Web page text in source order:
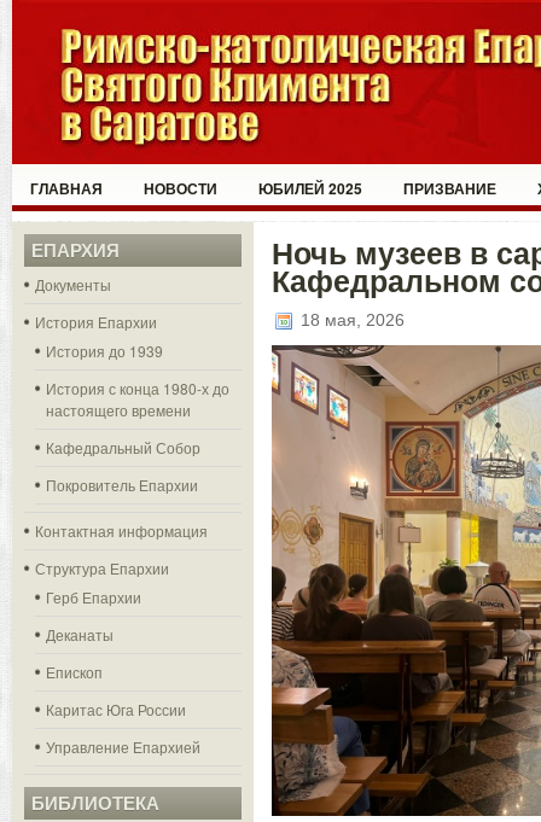
ГЛАВНАЯ НОВОСТИ ЮБИЛЕЙ 2025 ПРИЗВАНИЕ
ЕПАРХИЯ
Документы
История Епархии
История до 1939
История с конца 1980-х до
настоящего времени
Кафедральный Собор
Покровитель Епархии
Контактная информация
Структура Епархии
Герб Епархии
Деканаты
Епископ
Каритас Юга России
Управление Епархией
БИБЛИОТЕКА
Ночь музеев в
Кафедральном
18 мая, 2026